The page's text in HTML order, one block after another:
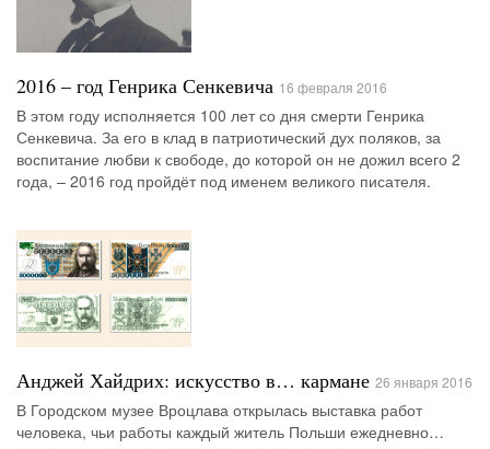
2016 – год Генрика Сенкевича 16 февраля 2016
В этом году исполняется 100 лет со дня смерти Генрика
Сенкевича. За его в клад в патриотический дух поляков, за
воспитание любви к свободе, до которой он не дожил всего 2
года, – 2016 год пройдёт под именем великого писателя.
Анджей Хайдрих: искусство в… кармане 26 января 2016
В Городском музее Вроцлава открылась выставка работ
человека, чьи работы каждый житель Польши ежедневно…